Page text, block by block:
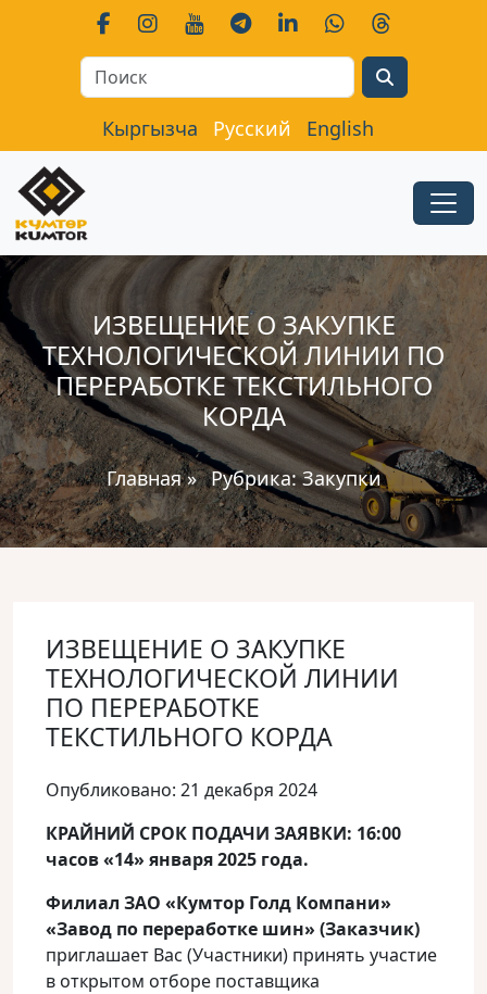
Кыргызча Русский English
ИЗВЕЩЕНИЕ О ЗАКУПКЕ
ТЕХНОЛОГИЧЕСКОЙ ЛИНИИ ПО
ПЕРЕРАБОТКЕ ТЕКСТИЛЬНОГО
КОРДА
Главная» Рубрика:Закупки
ИЗВЕЩЕНИЕ О ЗАКУПКЕ
ТЕХНОЛОГИЧЕСКОЙ ЛИНИИ
ПО ПЕРЕРАБОТКЕ
ТЕКСТИЛЬНОГО КОРДА
Опубликовано: 21 декабря 2024
КРАЙНИЙ СРОК ПОДАЧИ ЗАЯВКИ: 16:00
часов «14» января 2025 года.
Филиал ЗАО «Кумтор Голд Компани»
«Завод по переработке шин» (Заказчик)
приглашает Вас (Участники) принять участие
в открытом отборе поставщика